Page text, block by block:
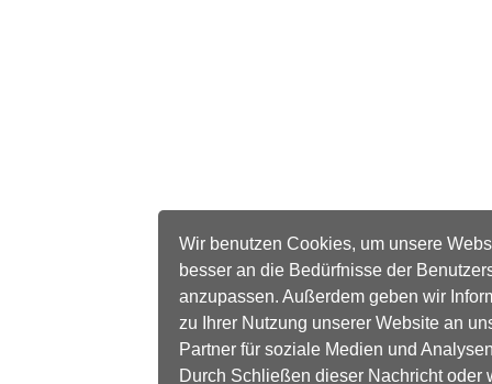
Wir benutzen Cookies, um unsere
besser an die Bedürfnisse der
anzupassen. Außerdem geben wir
zu Ihrer Nutzung unserer Website an
Partner für soziale Medien und
Durch Schließen dieser Nachricht oder